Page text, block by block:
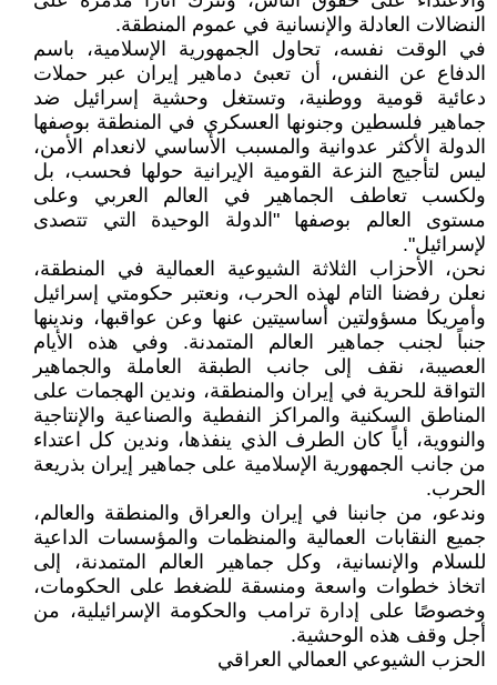
النضالات العادلة والإنسانية في عموم المنطقة.
في الوقت نفسه، تحاول الجمهورية الإسلامية، باسم
الدفاع عن النفس، أن تعبئ دماهير إيران عبر حملات
دعائية قومية ووطنية، وتستغل وحشية إسرائيل ضد
جماهير فلسطين وجنونها العسكري في المنطقة بوصفها
الدولة الأكثر عدوانية والمسبب الأساسي لانعدام الأمن،
ليس لتأجيج النزعة القومية الإيرانية حولها فحسب، بل
ولكسب تعاطف الجماهير في العالم العربي وعلى
مستوى العالم بوصفها "الدولة الوحيدة التي تتصدى
لإسرائيل".
نحن، الأحزاب الثلاثة الشيوعية العمالية في المنطقة،
نعلن رفضنا التام لهذه الحرب، ونعتبر حكومتي إسرائيل
وأمريكا مسؤولتين أساسيتين عنها وعن عواقبها، وندينها
جنباً لجنب جماهير العالم المتمدنة. وفي هذه الأيام
العصيبة، نقف إلى جانب الطبقة العاملة والجماهير
التواقة للحرية في إيران والمنطقة، وندين الهجمات على
المناطق السكنية والمراكز النفطية والصناعية والإنتاجية
والنووية، أياً كان الطرف الذي ينفذها، وندين كل اعتداء
من جانب الجمهورية الإسلامية على جماهير إيران بذريعة
الحرب.
وندعو، من جانبنا في إيران والعراق والمنطقة والعالم،
جميع النقابات العمالية والمنظمات والمؤسسات الداعية
للسلام والإنسانية، وكل جماهير العالم المتمدنة، إلى
اتخاذ خطوات واسعة ومنسقة للضغط على الحكومات،
وخصوصًا على إدارة ترامب والحكومة الإسرائيلية، من
أجل وقف هذه الوحشية.
الحزب الشيوعي العمالي العراقي